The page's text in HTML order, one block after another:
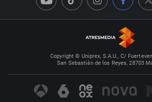
Copyright © Uniprex, S.A.U., C/
San Sebastián de los Reyes, 28703